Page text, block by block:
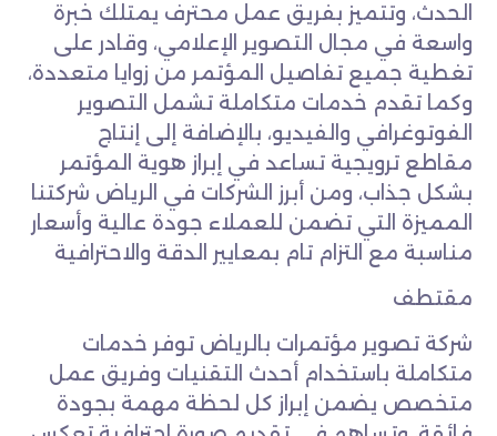
الحدث، وتتميز بفريق عمل محترف يمتلك خبرة
واسعة في مجال التصوير الإعلامي، وقادر على
تغطية جميع تفاصيل المؤتمر من زوايا متعددة،
وكما تقدم خدمات متكاملة تشمل التصوير
الفوتوغرافي والفيديو، بالإضافة إلى إنتاج
مقاطع ترويجية تساعد في إبراز هوية المؤتمر
بشكل جذاب، ومن أبرز الشركات في الرياض شركتنا
المميزة التي تضمن للعملاء جودة عالية وأسعار
مناسبة مع التزام تام بمعايير الدقة والاحترافية
مقتطف
شركة تصوير مؤتمرات بالرياض توفر خدمات
متكاملة باستخدام أحدث التقنيات وفريق عمل
متخصص يضمن إبراز كل لحظة مهمة بجودة